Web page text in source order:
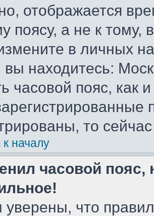
отображается
поясу, а не к тому,
в личных
вы находитесь:
часовой пояс, как
то
началу
часовой пояс,
что